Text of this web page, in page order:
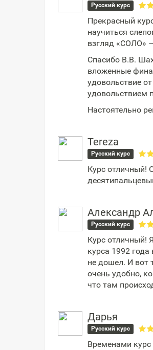
Русский курс
Прекрасный
научиться
взгляд «СОЛО»
Спасибо В.В.
вложенные
удовольствие
удовольствием
Настоятельно
Tereza
Русский курс
Курс отличный!
Александр
Русский курс
Курс отличный!
курса 1992
не дошел. И вот
очень удобно,
что там
Дарья
Русский курс
Временами